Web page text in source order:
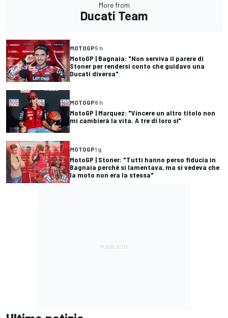
More from
Ducati Team
MOTOGP5 h
MotoGP | Bagnaia: "Non serviva il parere di
Stoner per rendersi conto che guidavo una
Ducati diversa"
MOTOGP6 h
MotoGP | Marquez: "Vincere un altro titolo non
mi cambierà la vita. A tre di loro sì"
MOTOGP1 g
MotoGP | Stoner: "Tutti hanno perso fiducia in
Bagnaia perché si lamentava, ma si vedeva che
la moto non era la stessa"